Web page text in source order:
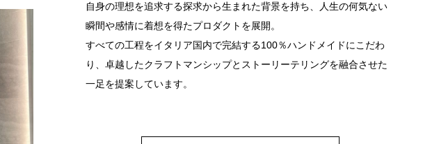
自身の理想を追求する探求から生まれた背景を持ち、人生の何気ない
瞬間や感情に着想を得たプロダクトを展開。
すべての工程をイタリア国内で完結する100％ハンドメイドにこだわ
り、卓越したクラフトマンシップとストーリーテリングを融合させた
一足を提案しています。